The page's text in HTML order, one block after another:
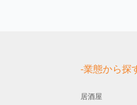
-業態から探
居酒屋